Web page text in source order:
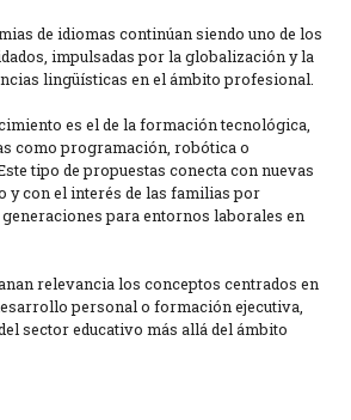
de idiomas continúan siendo uno de los
impulsadas por la globalización y la
lingüísticas en el ámbito profesional.
es el de la formación tecnológica,
como programación, robótica o
tipo de propuestas conecta con nuevas
y con el interés de las familias por
para entornos laborales en
relevancia los conceptos centrados en
personal o formación ejecutiva,
sector educativo más allá del ámbito